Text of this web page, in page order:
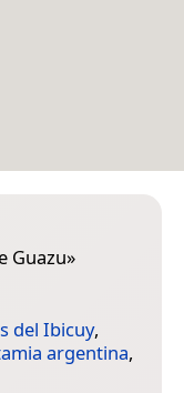
Guazu»
del Ibicuy,
argentina,